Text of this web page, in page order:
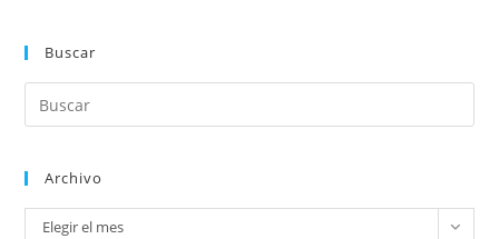
Buscar
Archivo
Elegir el mes